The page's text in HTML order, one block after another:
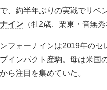
、約半年ぶりの実戦でリベ
イン （牡2歳、栗東・音無秀
フォーナインは2019年のセ
インパクト産駒。母は米国
ら注目を集めていた。